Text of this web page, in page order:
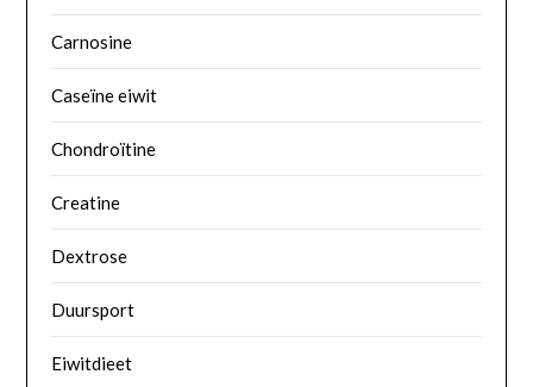
Carnosine
Caseïne eiwit
Chondroïtine
Creatine
Dextrose
Duursport
Eiwitdieet